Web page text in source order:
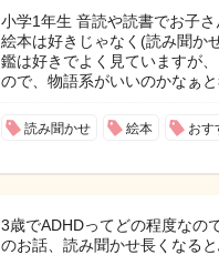
小学1年生 音読や読書でお子
絵本は好きじゃなく(読み聞か
鑑は好きでよく見ていますが
ので、物語系がいいのかなぁ
読み聞かせ 絵本 おす
3歳でADHDってどの程度なの
のお話、読み聞かせ長くなる